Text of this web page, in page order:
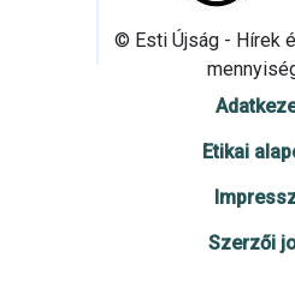
© Esti Újság - Hírek
Etikai
Szerzői